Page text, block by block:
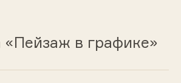
«Пейзаж в графике»